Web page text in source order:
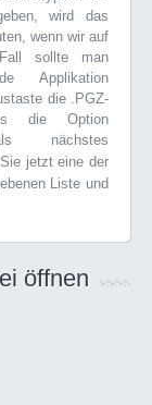
wird das
wenn wir auf
sollte man
Applikation
die .PGZ-
die Option
jetzt eine der
Liste und
öffnen